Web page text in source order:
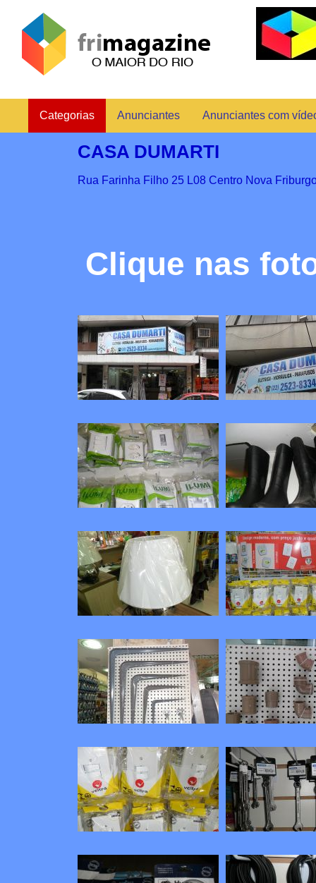
Categorias Anunciantes Anunciantes com
CASA DUMARTI
Rua Farinha Filho 25 L08 Centro Nova
Clique nas